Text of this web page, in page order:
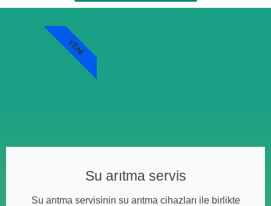
Su arıtma servis
Su arıtma servisinin su arıtma cihazları ile birlikte
YENI